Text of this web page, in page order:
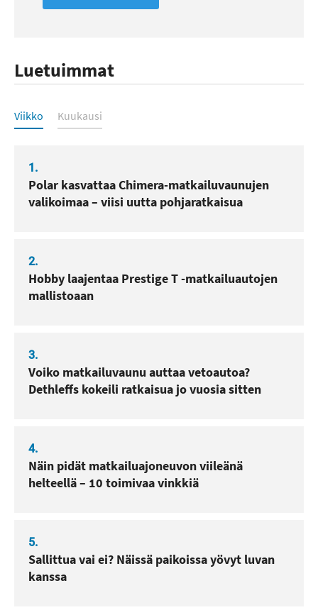
Luetuimmat
Luetuimmat
Viikko Kuukausi
1.
Polar kasvattaa Chimera-matkailuvaunujen
valikoimaa – viisi uutta pohjaratkaisua
2.
Hobby laajentaa Prestige T -matkailuautojen
mallistoaan
3.
Voiko matkailuvaunu auttaa vetoautoa?
Dethleffs kokeili ratkaisua jo vuosia sitten
4.
Näin pidät matkailuajoneuvon viileänä
helteellä – 10 toimivaa vinkkiä
5.
Sallittua vai ei? Näissä paikoissa yövyt luvan
kanssa